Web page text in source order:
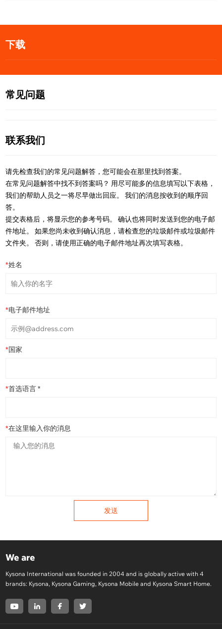
下载
常见问题
联系我们
请先检查我们的常见问题解答，您可能会在那里找到答案。
在常见问题解答中找不到答案吗？ 用尽可能多的信息填写以下表格，
我们的帮助人员之一将尽早做出回应。 我们的消息按收到的顺序回
答。
提交表格后，将显示您的参考号码。 确认也将同时发送到您的电子邮
件地址。 如果您尚未收到确认消息，请检查您的垃圾邮件或垃圾邮件
文件夹。 否则，请使用正确的电子邮件地址再次填写表格。
*姓名
*电子邮件地址
*国家
*首选语言 *
*在这里输入你的消息
发送
We are
Kysona International was founded in 2004 and is globally active with 4
brands: Kysona, Kysona Gaming, Kysona Mobile and Kysona Smart Home.